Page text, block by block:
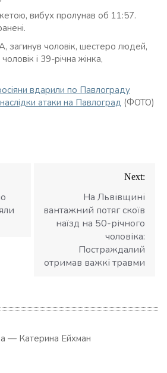
вибух пролунав об 11:57.
загинув чоловік, шестеро людей,
і 39-річна жінка,
вдарили по Павлограду
наслідки атаки на Павлоград (ФОТО)
Next:
На Львівщині
вантажний потяг скоїв
наїзд на 50-річного
чоловіка:
Постраждалий
отримав важкі травми
— Катерина Ейхман